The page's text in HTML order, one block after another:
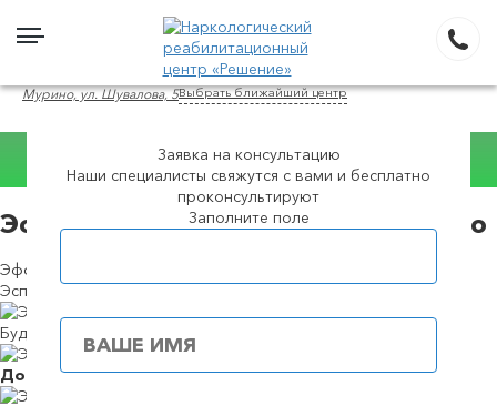
Мурино, ул. Шувалова, 5Выбрать ближайший центр
WhatsApp
Эспераль кодирование в в Мурино
Эффективное медикаментозное кодирование препаратом
Эспераль
Будем в течение
Доступныецены
Заявка на консультацию
Наши специалисты свяжутся с вами и бесплатно
проконсультируют
Заполните поле